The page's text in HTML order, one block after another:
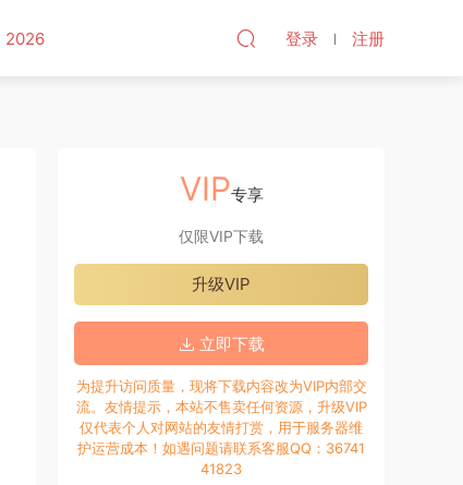
2026 登录 注册
VIP专享
仅限VIP下载
升级VIP
立即下载
为提升访问质量，现将下载内容改为VIP内部交
流。友情提示，本站不售卖任何资源，升级VIP
仅代表个人对网站的友情打赏，用于服务器维
护运营成本！如遇问题请联系客服QQ：36741
41823